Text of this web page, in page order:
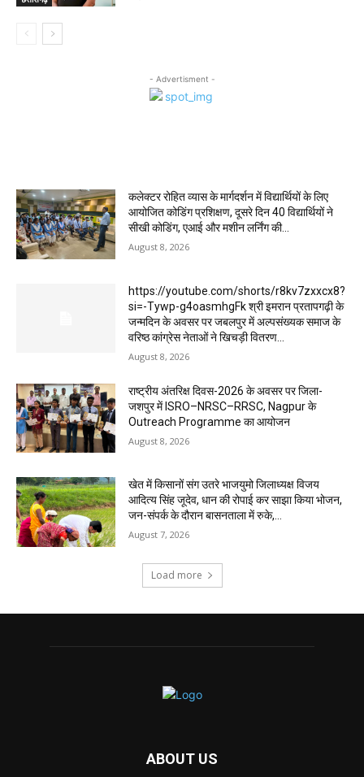
- Advertisment -
कलेक्टर रोहित व्यास के मार्गदर्शन में विद्यार्थियों के लिए
आयोजित कोडिंग प्रशिक्षण, दूसरे दिन 40 विद्यार्थियों ने
सीखी कोडिंग, एआई और मशीन लर्निंग की...
August 8, 2026
https://youtube.com/shorts/r8kv7zxxcx8?
si=-Tywp-g4oasmhgFk श्री इमरान प्रतापगढ़ी के
जन्मदिन के अवसर पर जबलपुर में अल्पसंख्यक समाज के
वरिष्ठ कांग्रेस नेताओं ने खिचड़ी वितरण...
August 8, 2026
राष्ट्रीय अंतरिक्ष दिवस-2026 के अवसर पर जिला-
जशपुर में ISRO–NRSC–RRSC, Nagpur के
Outreach Programme का आयोजन
August 8, 2026
खेत में किसानों संग उतरे भाजयुमो जिलाध्यक्ष विजय
आदित्य सिंह जूदेव, धान की रोपाई कर साझा किया भोजन,
जन-संपर्क के दौरान बासनताला में रुके,...
August 7, 2026
Load more
ABOUT US